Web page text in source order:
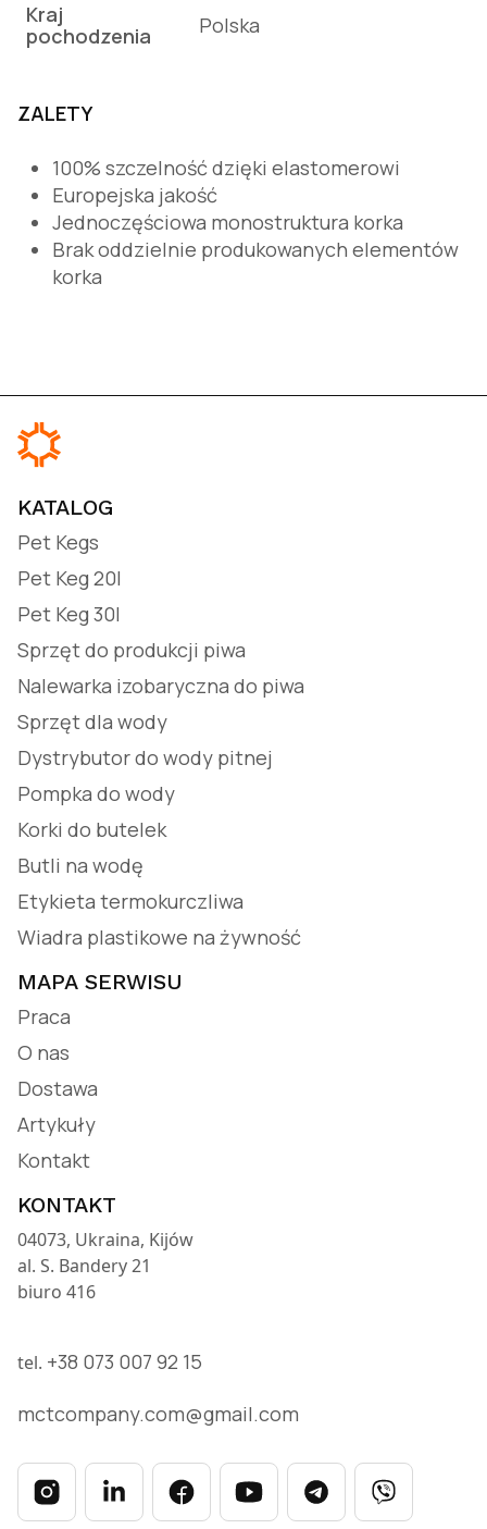
Kraj
pochodzenia
Polska
ZALETY
100% szczelność dzięki elastomerowi
Europejska jakość
Jednoczęściowa monostruktura korka
Brak oddzielnie produkowanych elementów
korka
KATALOG
Pet Kegs
Pet Keg 20l
Pet Keg 30l
Sprzęt do produkcji piwa
Nalewarka izobaryczna do piwa
Sprzęt dla wody
Dystrybutor do wody pitnej
Pompka do wody
Korki do butelek
Butli na wodę
Etykieta termokurczliwa
Wiadra plastikowe na żywność
MAPA SERWISU
Praca
O nas
Dostawa
Artykuły
Kontakt
KONTAKT
04073, Ukraina, Kijów
al. S. Bandery 21
biuro 416
tel. +38 073 007 92 15 ​
mctcompany.com@gmail.com